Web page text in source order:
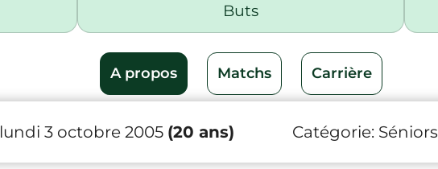
Buts
A propos Matchs Carrière
lundi 3 octobre 2005 (20 ans) Catégorie: Séniors